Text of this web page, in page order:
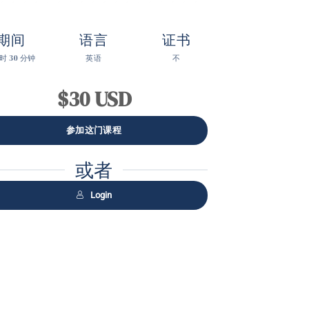
间
30 分钟
语言
英语
证书
不
$30 USD
或者
Login